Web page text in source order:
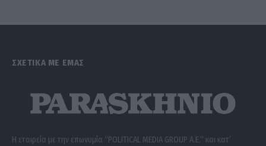
ΣΧΕΤΙΚΑ ΜΕ ΕΜΑΣ
Η εταιρεία με την επωνυμία “POLITICAL MEDIA GROUP A.E.” και κατ’